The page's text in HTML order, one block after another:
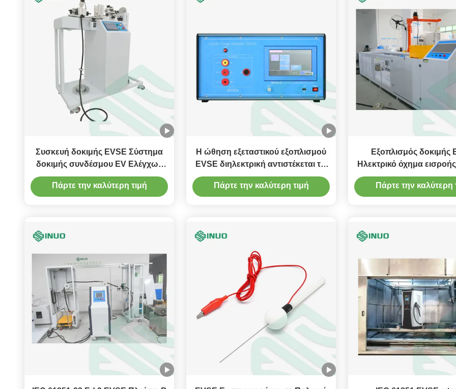
Συσκευή δοκιμής EVSE Σύστημα
δοκιμής συνδέσμου EV Ελέγχων
καλωδίων ηλεκτρικού οχήματος
Πάρτε την καλύτερη τιμή
Η ώθηση εξεταστικού εξοπλισμού
EVSE διηλεκτρική αντιστέκεται τις
συσκευές δοκιμής
Πάρτε την καλύτερη τιμή
Εξοπλισμός δοκιμής
Ηλεκτρικό όχημα
πάνω από τη μηχανή
11000N
Πάρτε την καλύτερη